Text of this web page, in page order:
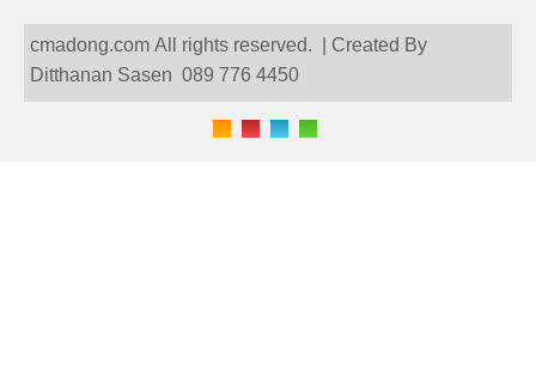
cmadong.com All rights reserved. | Created By
Ditthanan Sasen 089 776 4450